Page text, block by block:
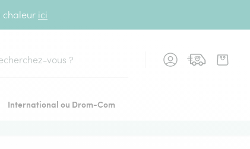
chaleur ici
International ou Drom-Com